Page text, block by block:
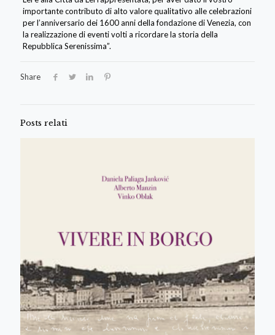
importante contributo di alto valore qualitativo alle celebrazioni
per l’anniversario dei 1600 anni della fondazione di Venezia, con
la realizzazione di eventi volti a ricordare la storia della
Repubblica Serenissima”.
Share
Posts relati